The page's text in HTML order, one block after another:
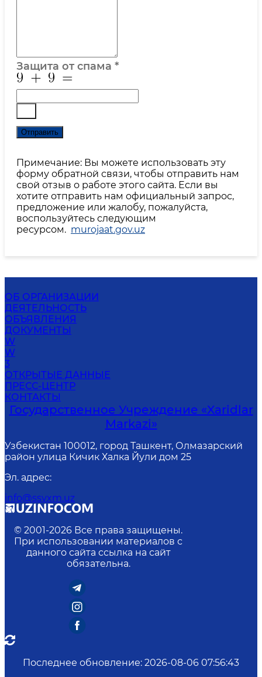
Защита от спама *
Отправить
Примечание: Вы можете использовать эту
форму обратной связи, чтобы отправить нам
свой отзыв о работе этого сайта. Если вы
хотите отправить нам официальный запрос,
предложение или жалобу, пожалуйста,
воспользуйтесь следующим
ресурсом. murojaat.gov.uz
ОБ ОРГАНИЗАЦИИ
ДЕЯТЕЛЬНОСТЬ
ОБЪЯВЛЕНИЯ
ДОКУМЕНТЫ
W
W
3
ОТКРЫТЫЕ ДАННЫЕ
ПРЕСС-ЦЕНТР
КОНТАКТЫ
Государственное Учреждение «Xaridlar
Markazi»
Узбекистан 100012, город Ташкент, Олмазарский
район улица Кичик Халка Йули дом 25
Эл. адрес:
info@ssvxm.uz
© 2001-2026 Все права защищены.
При использовании материалов с
данного сайта ссылка на сайт
обязательна.
Последнее обновление: 2026-08-06 07:56:43